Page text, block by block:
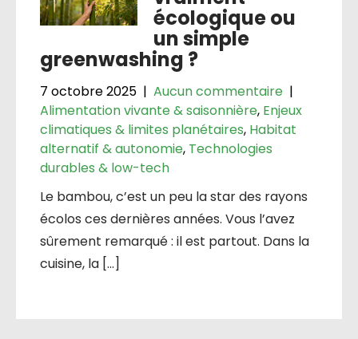
écologique ou
un simple
greenwashing ?
7 octobre 2025 | Aucun commentaire |
Alimentation vivante & saisonnière, Enjeux
climatiques & limites planétaires, Habitat
alternatif & autonomie, Technologies
durables & low-tech
Le bambou, c’est un peu la star des rayons
écolos ces dernières années. Vous l’avez
sûrement remarqué : il est partout. Dans la
cuisine, la […]